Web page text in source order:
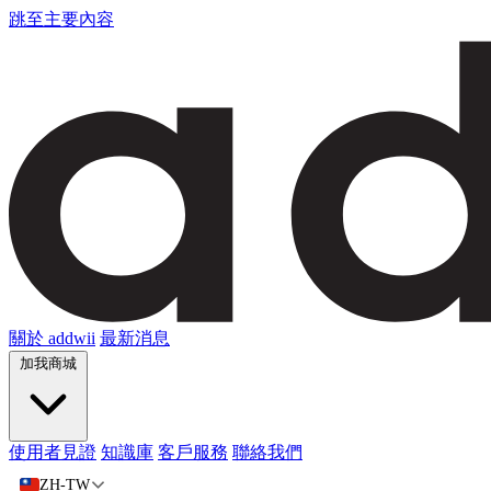
跳至主要內容
關於 addwii 最新消息
加我商城
使用者見證 知識庫 客戶服務 聯絡我們
ZH-TW